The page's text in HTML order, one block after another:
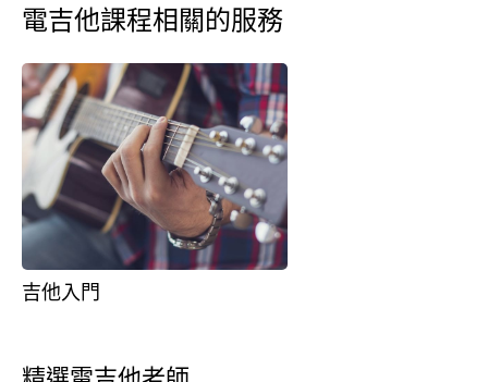
電吉他課程相關的服務
吉他入門